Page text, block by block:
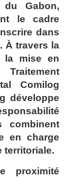
Gabon,
le cadre
dans
À travers la
la mise en
Comilog
développe
combinent
en charge
territoriale.
proximité